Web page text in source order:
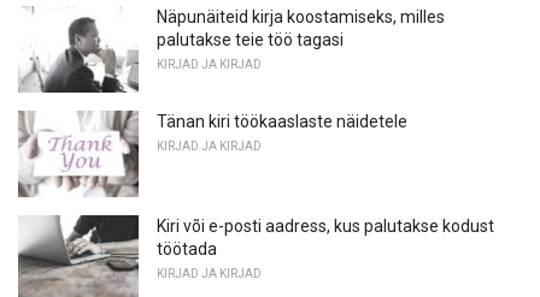
Näpunäiteid kirja koostamiseks, milles
palutakse teie töö tagasi
KIRJAD JA KIRJAD
Tänan kiri töökaaslaste näidetele
KIRJAD JA KIRJAD
Kiri või e-posti aadress, kus palutakse kodust
töötada
KIRJAD JA KIRJAD